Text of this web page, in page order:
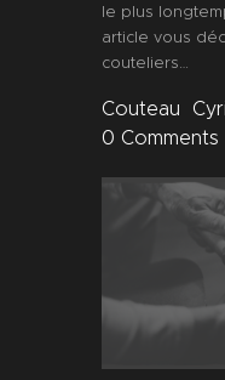
le plus
article vous
couteliers…
Couteau
0 Comments